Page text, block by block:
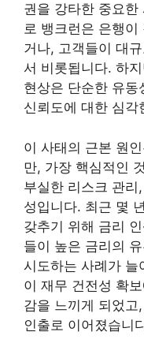
권을 강타한 중요
로 뱅크런은 은행
거나, 고객들이 대
서 비롯됩니다. 하
현상은 단순한 유동
신뢰도에 대한 심각
이 사태의 근본 원
만, 가장 핵심적인
부실한 리스크 관
성입니다. 최근 몇
갖추기 위해 금리
들이 높은 금리의
시도하는 사례가 늘
이 재무 건전성 확
감을 느끼게 되었
인출로 이어졌습니